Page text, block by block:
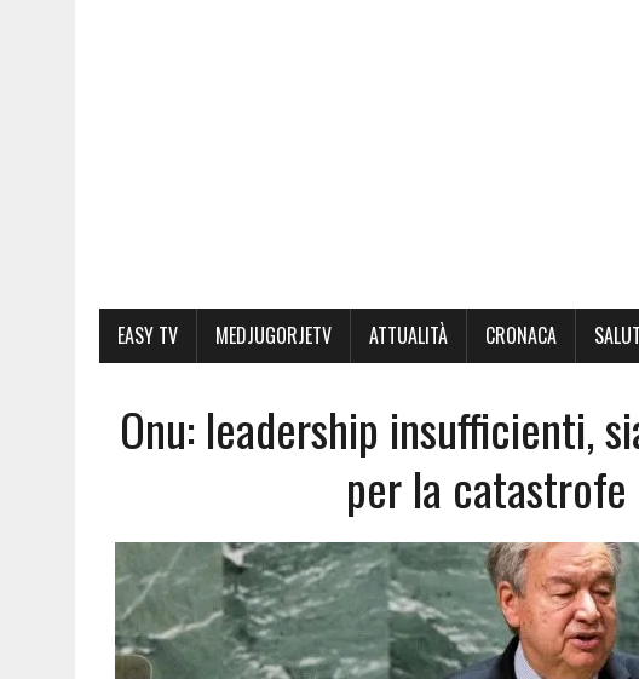
EASY TV MEDJUGORJETV ATTUALITÀ CRONACA
Onu: leadership insufficienti,
per la